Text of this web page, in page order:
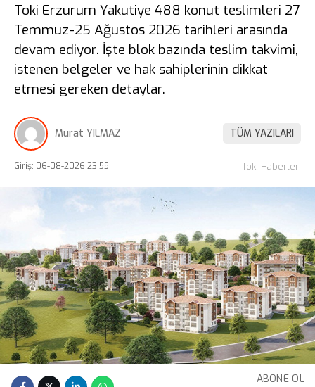
Toki Erzurum Yakutiye 488 konut teslimleri 27
Temmuz-25 Ağustos 2026 tarihleri arasında
devam ediyor. İşte blok bazında teslim takvimi,
istenen belgeler ve hak sahiplerinin dikkat
etmesi gereken detaylar.
Murat YILMAZ TÜM YAZILARI
Giriş: 06-08-2026 23:55 Toki Haberleri
ABONE OL